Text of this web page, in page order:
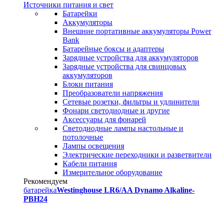
Источники питания и свет
Батарейки
Аккумуляторы
Внешние портативные аккумуляторы Power
Bank
Батарейные боксы и адаптеры
Зарядные устройства для аккумуляторов
Зарядные устройства для свинцовых
аккумуляторов
Блоки питания
Преобразователи напряжения
Сетевые розетки, фильтры и удлинители
Фонари светодиодные и другие
Аксессуары для фонарей
Светодиодные лампы настольные и
потолочные
Лампы освещения
Электрические переходники и разветвители
Кабели питания
Измерительное оборудование
Рекомендуем
батарейкаWestinghouse LR6/AA Dynamo Alkaline-
PBH24